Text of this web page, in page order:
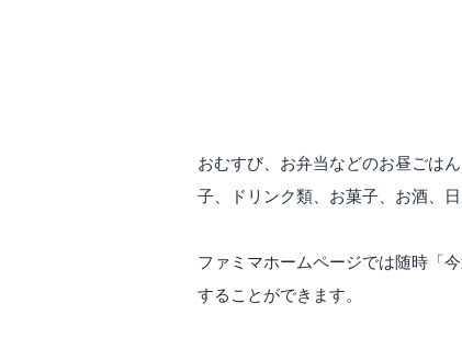
おむすび、お弁当などのお昼ごは
子、ドリンク類、お菓子、お酒、
ファミマホームページでは随時「
することができます。